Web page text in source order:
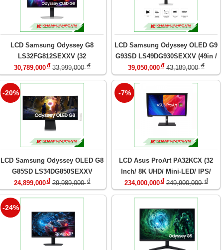
LCD Samsung Odyssey G8
LS32FG812SEXXV (32
inch/UHD/OLED/240Hz/0.03ms)
30,789,000đ 33,999,000đ
LCD Samsung Odyssey OLED G9
G93SD LS49DG930SEXXV (49in /
DQHD / OLED / 240Hz / 0.03ms /
Cong)
39,050,000đ 43,189,000đ
-20%
LCD Samsung Odyssey OLED G8
G85SD LS34DG850SEXXV
(UltraWide 3440 x 1440/ OLED/
175Hz/ 0.03 ms)
24,899,000đ 29,989,000đ
-7%
LCD Asus ProArt PA32KCX (32
Inch/ 8K UHD/ Mini-LED/ IPS/
60Hz)
234,000,000đ 249,900,000đ
-24%